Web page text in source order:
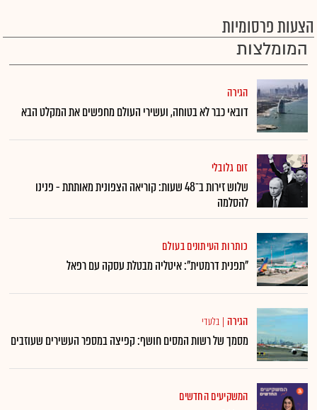
הצעות פרסומיות
המומלצות
הגירה
דובאי כבר לא בטוחה, ועשירי העולם מחפשים את המקלט הבא
זום גלובלי
שלוש זירות ב־48 שעות: קוריאה הצפונית מאותתת - פנינו
להסלמה
כותרות העיתונים בעולם
"תפנית דרמטית": איטליה מבטלת עסקה עם רפאל
הגירה | בלעדי
מסמך של רשות המסים חושף: קפיצה במספר העשירים שעוזבים
המשקיעים החדשים